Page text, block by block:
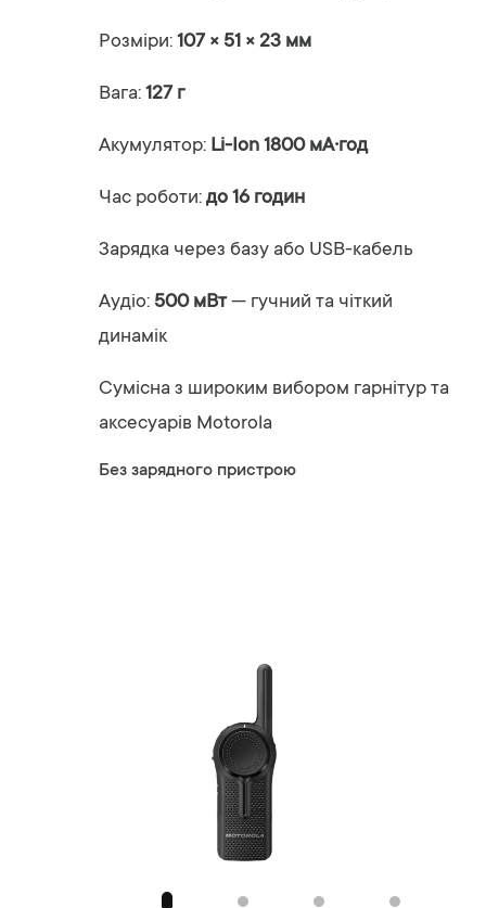
Розміри: 107 × 51 × 23 мм
Вага: 127 г
Акумулятор: Li-Ion 1800 мА·год
Час роботи: до 16 годин
Зарядка через базу або USB-кабель
Аудіо: 500 мВт— гучний та чіткий
динамік
Сумісна з широким вибором гарнітур та
аксесуарів Motorola
Без зарядного пристрою